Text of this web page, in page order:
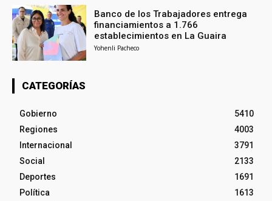
Banco de los Trabajadores entrega
financiamientos a 1.766
establecimientos en La Guaira
Yohenli Pacheco
CATEGORÍAS
Gobierno
5410
Regiones
4003
Internacional
3791
Social
2133
Deportes
1691
Política
1613